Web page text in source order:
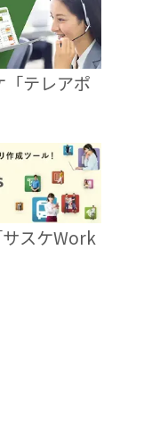
「テレアポ
スケWork